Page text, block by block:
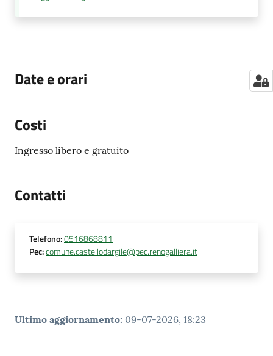
Date e orari
Costi
Ingresso libero e gratuito
Contatti
Telefono:0516868811
Pec:comune.castellodargile@pec.renogalliera.it
Ultimo aggiornamento: 09-07-2026, 18:23